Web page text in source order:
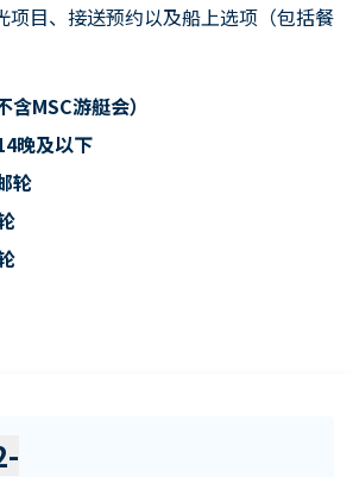
项目、接送预约以及船上选项（包括餐
MSC游艇会）
晚及以下
轮
-